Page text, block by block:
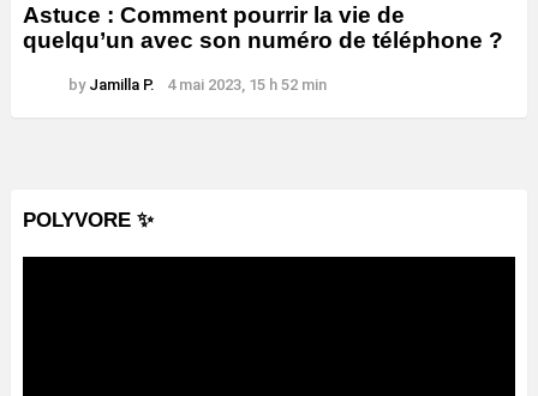
Astuce : Comment pourrir la vie de
quelqu’un avec son numéro de téléphone ?
by Jamilla P. 4 mai 2023, 15 h 52 min
POLYVORE ✨